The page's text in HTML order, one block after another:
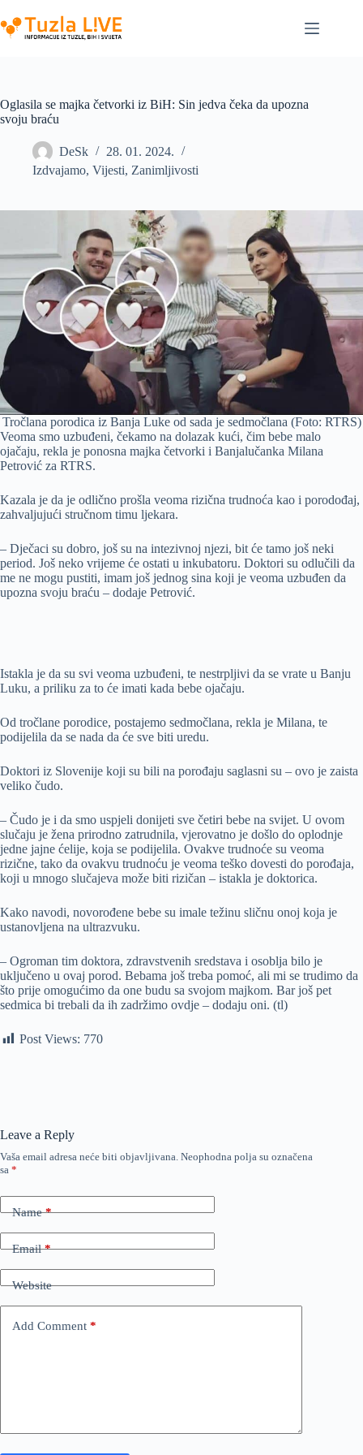
to
content
Oglasila se majka četvorki iz BiH: Sin jedva čeka da upozna
svoju braću
DeSk
28. 01. 2024.
Izdvajamo, Vijesti, Zanimljivosti
Tročlana porodica iz Banja Luke od sada je sedmočlana (Foto: RTRS)
Veoma smo uzbuđeni, čekamo na dolazak kući, čim bebe malo
ojačaju, rekla je ponosna majka četvorki i Banjalučanka Milana
Petrović za RTRS.
Kazala je da je odlično prošla veoma rizična trudnoća kao i porodođaj,
zahvaljujući stručnom timu ljekara.
– Dječaci su dobro, još su na intezivnoj njezi, bit će tamo još neki
period. Јoš neko vrijeme će ostati u inkubatoru. Doktori su odlučili da
me ne mogu pustiti, imam još jednog sina koji je veoma uzbuđen da
upozna svoju braću – dodaje Petrović.
Istakla je da su svi veoma uzbuđeni, te nestrpljivi da se vrate u Banju
Luku, a priliku za to će imati kada bebe ojačaju.
Od tročlane porodice, postajemo sedmočlana, rekla je Milana, te
podijelila da se nada da će sve biti uredu.
Doktori iz Slovenije koji su bili na porođaju saglasni su – ovo je zaista
veliko čudo.
– Čudo je i da smo uspjeli donijeti sve četiri bebe na svijet. U ovom
slučaju je žena prirodno zatrudnila, vjerovatno je došlo do oplodnje
jedne jajne ćelije, koja se podijelila. Ovakve trudnoće su veoma
rizične, tako da ovakvu trudnoću je veoma teško dovesti do porođaja,
koji u mnogo slučajeva može biti rizičan – istakla je doktorica.
Kako navodi, novorođene bebe su imale težinu sličnu onoj koja je
ustanovljena na ultrazvuku.
– Ogroman tim doktora, zdravstvenih sredstava i osoblja bilo je
uključeno u ovaj porod. Bebama još treba pomoć, ali mi se trudimo da
što prije omogućimo da one budu sa svojom majkom. Bar još pet
sedmica bi trebali da ih zadržimo ovdje – dodaju oni. (tl)
Post Views: 770
Leave a Reply
Vaša email adresa neće biti objavljivana. Neophodna polja su označena
sa *
Name*
Email*
Website
Add Comment *